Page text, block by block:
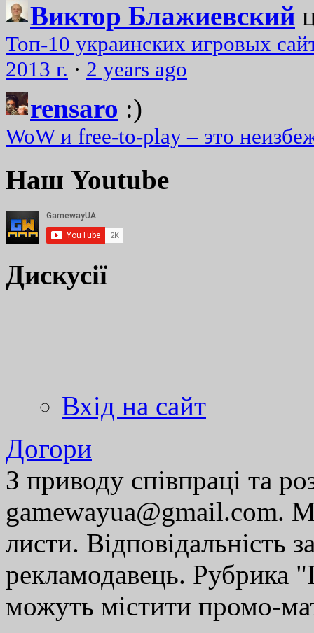
Виктор Блажиевский
Топ-10 украинских игровых
2013 г. · 2 years ago
rensaro :)
WoW и free-to-play – это
Наш Youtube
Дискусії
Вхід на сайт
Догори
З приводу співпраці та
gamewayua@gmail.com.
листи. Відповідальність
рекламодавець. Рубрика
можуть містити промо-